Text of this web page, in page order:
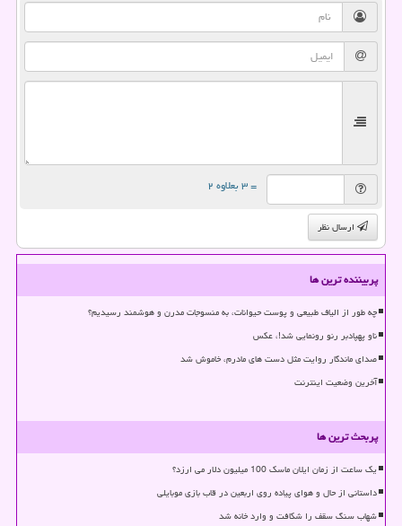
= ۳ بعلاوه ۲
ارسال نظر
پربیننده ترین ها
چه طور از الیاف طبیعی و پوست حیوانات، به منسوجات مدرن و هوشمند رسیدیم؟
ناو پهپادبر رنو رونمایی شد!، عکس
صدای ماندگار روایت مثل دست های مادرم، خاموش شد
آخرین وضعیت اینترنت
پربحث ترین ها
یک ساعت از زمان ایلان ماسک 100 میلیون دلار می ارزد؟
داستانی از حال و هوای پیاده روی اربعین در قاب بازی موبایلی
شهاب سنگ سقف را شکافت و وارد خانه شد